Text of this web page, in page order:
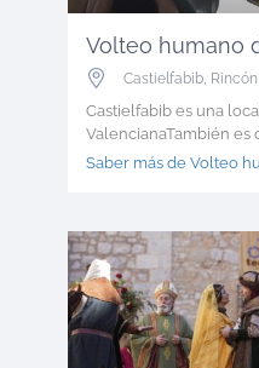
Volteo humano
Castielfabib,
Castielfabib es una
ValencianaTambién es
Saber más de Volteo